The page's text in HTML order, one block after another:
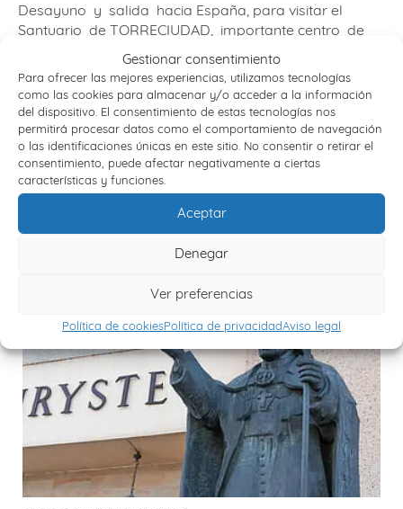
Gestionar consentimiento
Para ofrecer las mejores experiencias, utilizamos tecnologías
como las cookies para almacenar y/o acceder a la información
del dispositivo. El consentimiento de estas tecnologías nos
permitirá procesar datos como el comportamiento de navegación
o las identificaciones únicas en este sitio. No consentir o retirar el
consentimiento, puede afectar negativamente a ciertas
características y funciones.
Aceptar
Denegar
Ver preferencias
Política de cookiesPolítica de privacidadAviso legal
Desayuno y salida hacia España, para visitar el
Santuario de TORRECIUDAD, importante centro de
devoción mariana, creado por el fundador del Opus
Dei ; Realizaremos el almuerzo en restaurante
(Incluido). Continuación del viaje y llegada hasta
nuestro punto de origen a últimas horas del día. Fin de
nuestros servicios.
Viajes relacionados